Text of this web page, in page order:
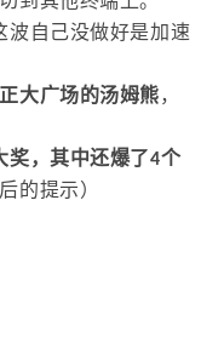
波自己没做好是加速
正大广场的汤姆熊，
奖，其中还爆了4个
的提示）